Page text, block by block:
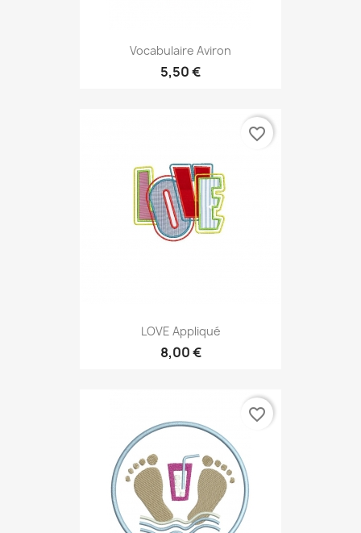
Vocabulaire Aviron
5,50 €
LOVE Appliqué
8,00 €
favorite_border
favorite_border